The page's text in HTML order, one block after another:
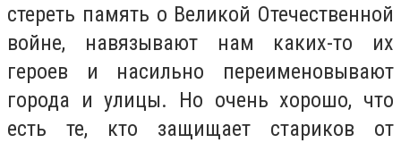
стереть память о Великой Отечественной
войне, навязывают нам каких-то их
героев и насильно переименовывают
города и улицы. Но очень хорошо, что
есть те, кто защищает стариков от